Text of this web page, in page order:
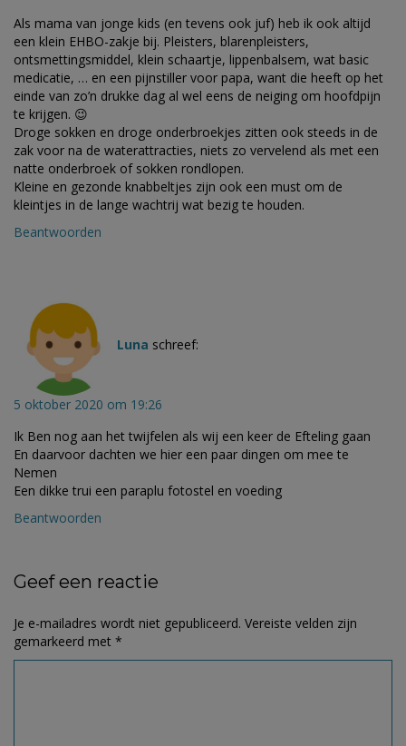
Als mama van jonge kids (en tevens ook juf) heb ik ook altijd
een klein EHBO-zakje bij. Pleisters, blarenpleisters,
ontsmettingsmiddel, klein schaartje, lippenbalsem, wat basic
medicatie, … en een pijnstiller voor papa, want die heeft op het
einde van zo’n drukke dag al wel eens de neiging om hoofdpijn
te krijgen. 😉
Droge sokken en droge onderbroekjes zitten ook steeds in de
zak voor na de waterattracties, niets zo vervelend als met een
natte onderbroek of sokken rondlopen.
Kleine en gezonde knabbeltjes zijn ook een must om de
kleintjes in de lange wachtrij wat bezig te houden.
Beantwoorden
Luna schreef:
5 oktober 2020 om 19:26
Ik Ben nog aan het twijfelen als wij een keer de Efteling gaan
En daarvoor dachten we hier een paar dingen om mee te
Nemen
Een dikke trui een paraplu fotostel en voeding
Beantwoorden
Geef een reactie
Je e-mailadres wordt niet gepubliceerd. Vereiste velden zijn
gemarkeerd met *